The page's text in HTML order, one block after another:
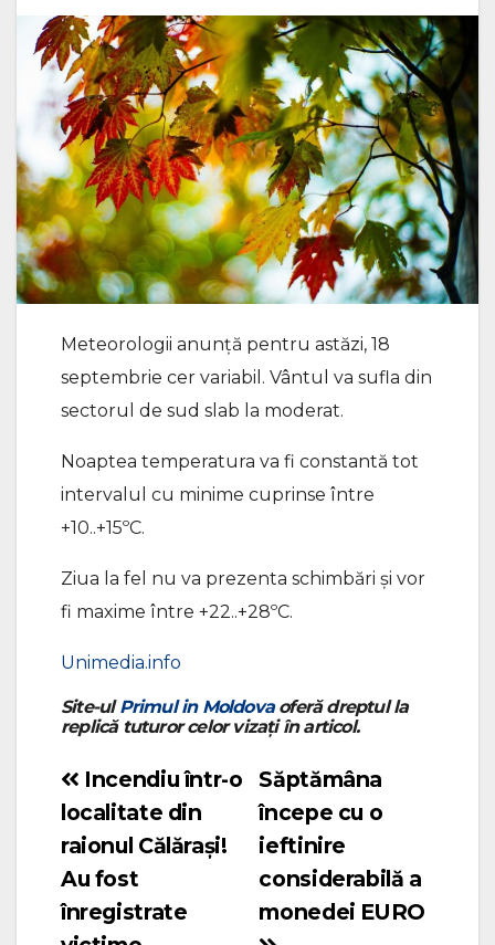
Meteorologii anunță pentru astăzi, 18
septembrie cer variabil. Vântul va sufla din
sectorul de sud slab la moderat.
Noaptea temperatura va fi constantă tot
intervalul cu minime cuprinse între
+10..+15ºC.
Ziua la fel nu va prezenta schimbări și vor
fi maxime între +22..+28ºC.
Unimedia.info
Site-ulPrimul in Moldovaoferă dreptul la
replică tuturor celor vizați în articol.
Navigare
în
articole
Săptămâna
începe cu o
ieftinire
considerabilă a
monedei EURO
Incendiu într-o
localitate din
raionul Călărași!
Au fost
înregistrate